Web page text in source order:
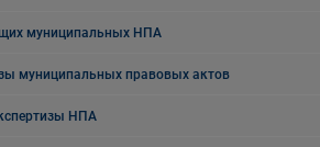
муниципальных НПА
муниципальных правовых актов
НПА